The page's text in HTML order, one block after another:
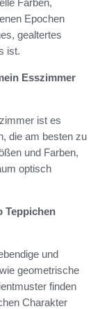
Farben,
Epochen
gealtertes
ist.
Esszimmer
ist es
die am besten zu
und Farben,
optisch
Teppichen
und
geometrische
finden
Charakter